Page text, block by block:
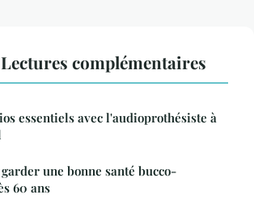
complémentaires
essentiels avec l'audioprothésiste à
une bonne santé bucco-
60 ans